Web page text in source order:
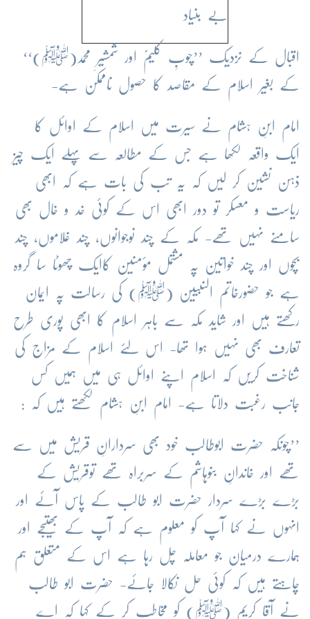
بے بنیاد
اقبال کے نزدیک ’’چوبِ کلیمؑ اور شمشیرِ محمد(ﷺ)‘‘
کے بغیر اسلام کے مقاصد کا حصول ناممکن ہے-
امام ابنِ ہشام نے سیرت میں اسلام کے اوائل کا
ایک واقعہ لکھا ہے جس کے مطالعہ سے پہلے ایک چیز
ذہن نشین کر لیں کہ یہ تب کی بات ہے کہ ابھی
ریاست و معسکر تو دور ابھی اس کے کوئی خد و خال بھی
سامنے نہیں تھے- مکہ کے چند نوجوانوں، چند غلاموں، چند
بچوں اور چند خواتین پہ مشتمل مؤمنین کاایک چھوٹا سا گروہ
ہے جو حضورخاتم النبیین (ﷺ) کی رسالت پہ ایمان
رکھتے ہیں اور شاید مکہ سے باہر اسلام کا ابھی پوری طرح
تعارف بھی نہیں ہوا تھا- اس لئے اسلام کے مزاج کی
شناخت کریں کہ اسلام اپنے اوائل ہی میں ہمیں کس
جانب رغبت دلاتا ہے- امام ابنِ ہشام لکھتے ہیں کہ :
’’چونکہ حضرت ابوطالب خود بھی سردارانِ قریش میں سے
تھے اور خاندانِ بنوہاشم کے سربراہ تھے توقریش کے
بڑے بڑے سردار حضرت ابو طالب کے پاس آئے اور
انہوں نے کہا آپ کو معلوم ہے کہ آپ کے بھتیجے اور
ہمارے درمیان جو معاملہ چل رہا ہے اس کے متعلق ہم
چاہتے ہیں کہ کوئی حل نکالا جائے- حضرت ابو طالب
نے آقا کریم (ﷺ) کو مخاطب کر کے کہا کہ اے